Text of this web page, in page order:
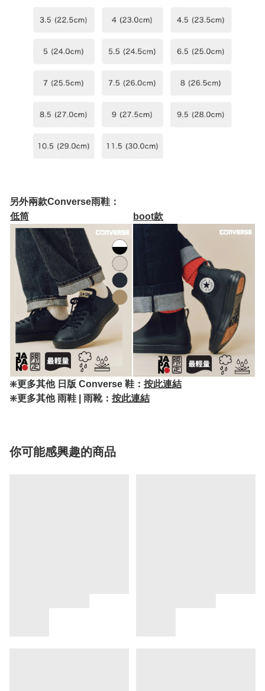
另外兩款Converse雨鞋：
低筒
boot款
❇️更多其他 日版 Converse 鞋： 按此連結
❇️更多其他 雨鞋 | 雨靴： 按此連結
你可能感興趣的商品